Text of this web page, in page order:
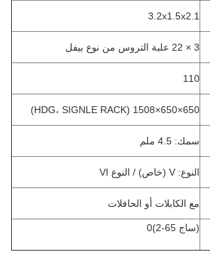
3.2x1.5x2.1
110
650×650×1508 (HDG، SIGNLE RACK)
سمك: 4.5 ملم
النوع: V (خاص) / النوع VI
مع الكابلات أو الحافلات
(ساج 65-2)0